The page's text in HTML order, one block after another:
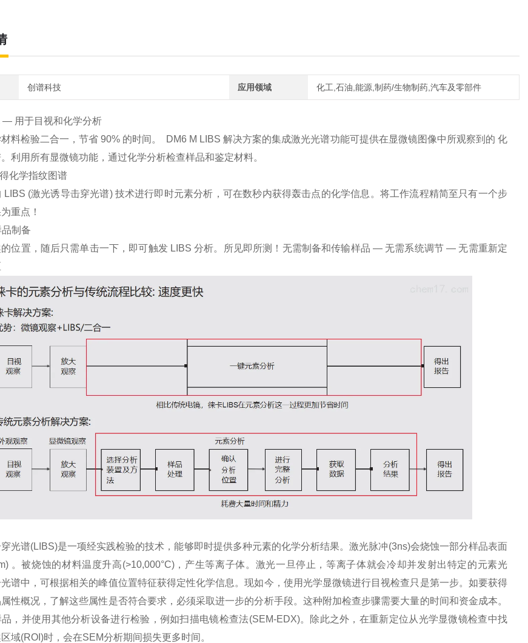
创谱科技 应用领域 化工,石油,能源,制药/生物制药,汽车及零部件
— 用于目视和化学分析
材料检验二合一，节省 90% 的时间。 DM6 M LIBS 解决方案的集成激光光谱功能可提供在显微镜图像中所观察到的 化
利用所有显微镜功能，通过化学分析检查样品和鉴定材料。
化学指纹图谱
LIBS (激光诱导击穿光谱) 技术进行即时元素分析，可在数秒内获得轰击点的化学信息。将工作流程精简至只有一个步
重点！
制备
位置，随后只需单击一下，即可触发 LIBS 分析。所见即所测！无需制备和传输样品 — 无需系统调节 — 无需重新定
光谱(LIBS)是一项经实践检验的技术，能够即时提供多种元素的化学分析结果。激光脉冲(3ns)会烧蚀一部分样品表面
。被烧蚀的材料温度升高(>10,000°C)，产生等离子体。激光一旦停止，等离子体就会冷却并发射出特定的元素光
谱中，可根据相关的峰值位置特征获得定性化学信息。现如今，使用光学显微镜进行目视检查只是第一步。如要获得
性概况，了解这些属性是否符合要求，必须采取进一步的分析手段。这种附加检查步骤需要大量的时间和资金成本。
，并使用其他分析设备进行检验，例如扫描电镜检查法(SEM-EDX)。除此之外，在重新定位从光学显微镜检查中找
域(ROI)时，会在SEM分析期间损失更多时间。